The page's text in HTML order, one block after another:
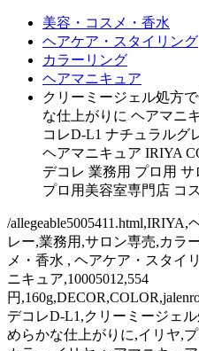
美容・コスメ・香水
ヘアケア・スタイリング
カラーリング
ヘアマニキュア
クリーミージェル処方
な仕上がりに ヘアマニ
コレD-L1 ナチュラルグ
ヘアマニキュア IRIYA
デコレ 業務用 プロ用 サ
プロ用美容室専門店 コ
/
レー,業務用,サロン専売,カラ
メ・香水 , ヘアケア・スタイ
ニキュア,10005012,554
円
デコレD-L1,クリーミージェ
めらかな仕上がりに,イリヤ,